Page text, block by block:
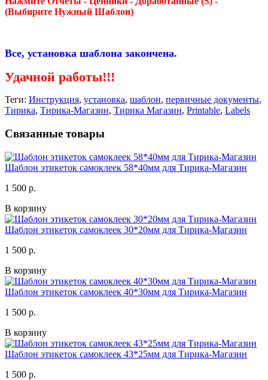
(Выбирите Нужный Шаблон)
Все, установка шаблона закончена.
Удачной работы!!!
Теги: Инструкция, установка, шаблон, первичные документы,
Тирика, Тирика-Магазин, Тирика Магазин, Printable, Labels
Связанные товары
Шаблон этикеток самоклеек 58*40мм для Тирика-Магазин
1 500 р.
В корзину
Шаблон этикеток самоклеек 30*20мм для Тирика-Магазин
1 500 р.
В корзину
Шаблон этикеток самоклеек 40*30мм для Тирика-Магазин
1 500 р.
В корзину
Шаблон этикеток самоклеек 43*25мм для Тирика-Магазин
1 500 р.